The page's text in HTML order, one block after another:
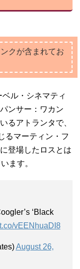
クが含まれてお
ル・シネマティ
ンサー：ワカン
るアトランタで、
るマーティン・フ
登場したロスとは
ます。
‘Black
vEENhuaDI8
August 26,